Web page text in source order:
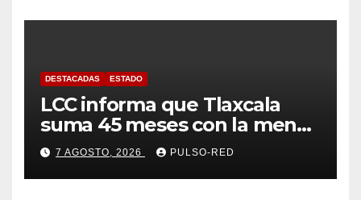
DESTACADAS ESTADO
LCC informa que Tlaxcala
suma 45 meses con la menor
tasa de delitos en el país
7 AGOSTO, 2026 PULSO-RED